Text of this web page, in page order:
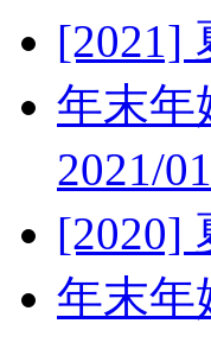
[2021]
年末年
2021/
[2020]
年末年